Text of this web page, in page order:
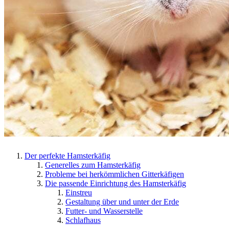
Der perfekte Hamsterkäfig
Generelles zum Hamsterkäfig
Probleme bei herkömmlichen Gitterkäfigen
Die passende Einrichtung des Hamsterkäfig
Einstreu
Gestaltung über und unter der Erde
Futter- und Wasserstelle
Schlafhaus